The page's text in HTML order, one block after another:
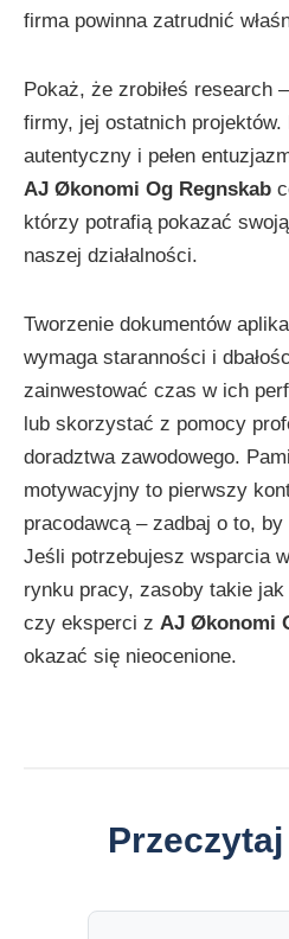
firma powinna zatrudnić
Pokaż, że zrobiłeś research
firmy, jej ostatnich projektów.
autentyczny i pełen
AJ Økonomi Og Regnskab
którzy potrafią pokazać
naszej działalności.
Tworzenie dokumentów
wymaga staranności i
zainwestować czas w ich
lub skorzystać z pomocy
doradztwa zawodowego.
motywacyjny to pierwszy
pracodawcą – zadbaj o to, by
Jeśli potrzebujesz wsparcia
rynku pracy, zasoby takie jak
czy eksperci z AJ Økonomi
okazać się nieocenione.